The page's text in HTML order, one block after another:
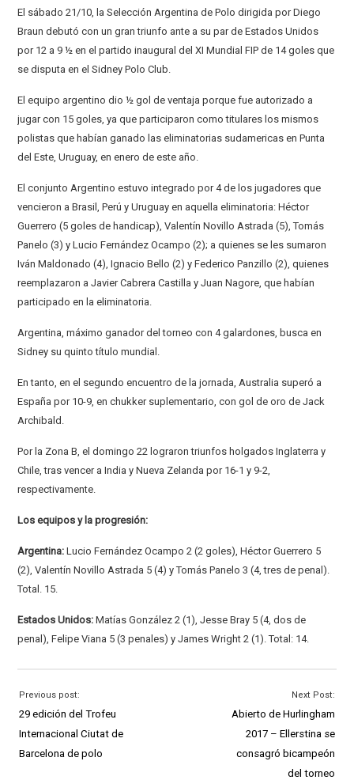
El sábado 21/10, la Selección Argentina de Polo dirigida por Diego
Braun debutó con un gran triunfo ante a su par de Estados Unidos
por 12 a 9 ½ en el partido inaugural del XI Mundial FIP de 14 goles que
se disputa en el Sidney Polo Club.
El equipo argentino dio ½ gol de ventaja porque fue autorizado a
jugar con 15 goles, ya que participaron como titulares los mismos
polistas que habían ganado las eliminatorias sudamericas en Punta
del Este, Uruguay, en enero de este año.
El conjunto Argentino estuvo integrado por 4 de los jugadores que
vencieron a Brasil, Perú y Uruguay en aquella eliminatoria: Héctor
Guerrero (5 goles de handicap), Valentín Novillo Astrada (5), Tomás
Panelo (3) y Lucio Fernández Ocampo (2); a quienes se les sumaron
Iván Maldonado (4), Ignacio Bello (2) y Federico Panzillo (2), quienes
reemplazaron a Javier Cabrera Castilla y Juan Nagore, que habían
participado en la eliminatoria.
Argentina, máximo ganador del torneo con 4 galardones, busca en
Sidney su quinto título mundial.
En tanto, en el segundo encuentro de la jornada, Australia superó a
España por 10-9, en chukker suplementario, con gol de oro de Jack
Archibald.
Por la Zona B, el domingo 22 lograron triunfos holgados Inglaterra y
Chile, tras vencer a India y Nueva Zelanda por 16-1 y 9-2,
respectivamente.
Los equipos y la progresión:
Argentina: Lucio Fernández Ocampo 2 (2 goles), Héctor Guerrero 5
(2), Valentín Novillo Astrada 5 (4) y Tomás Panelo 3 (4, tres de penal).
Total. 15.
Estados Unidos: Matías González 2 (1), Jesse Bray 5 (4, dos de
penal), Felipe Viana 5 (3 penales) y James Wright 2 (1). Total: 14.
Previous post:
29 edición del Trofeu
Internacional Ciutat de
Barcelona de polo
Next Post:
Abierto de Hurlingham
2017 – Ellerstina se
consagró bicampeón
del torneo